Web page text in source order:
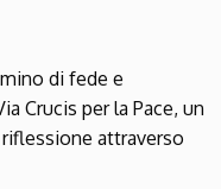
di fede e
Crucis per la Pace, un
attraverso